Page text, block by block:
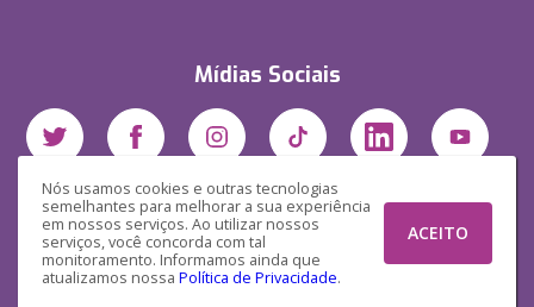
Nós usamos cookies e outras tecnologias
semelhantes para melhorar a sua experiência
em nossos serviços. Ao utilizar nossos
serviços, você concorda com tal
monitoramento. Informamos ainda que
atualizamos nossa Política de Privacidade.
ACEITO
Mídias Sociais